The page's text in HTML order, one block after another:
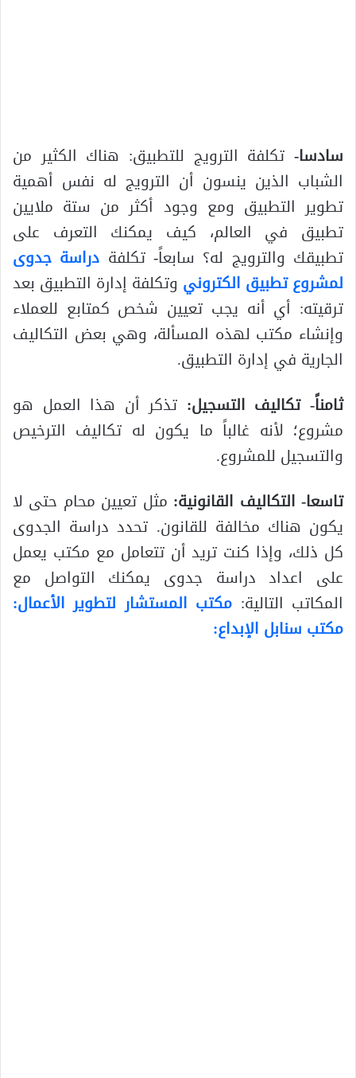
سادسا- تكلفة الترويج للتطبيق: هناك الكثير من
الشباب الذين ينسون أن الترويج له نفس أهمية
تطوير التطبيق ومع وجود أكثر من ستة ملايين
تطبيق في العالم، كيف يمكنك التعرف على
تطبيقك والترويج له؟ سابعاً- تكلفة دراسة جدوى
لمشروع تطبيق الكتروني وتكلفة إدارة التطبيق بعد
ترقيته: أي أنه يجب تعيين شخص كمتابع للعملاء
وإنشاء مكتب لهذه المسألة، وهي بعض التكاليف
الجارية في إدارة التطبيق.
ثامناً- تكاليف التسجيل: تذكر أن هذا العمل هو
مشروع؛ لأنه غالباً ما يكون له تكاليف الترخيص
والتسجيل للمشروع.
تاسعا- التكاليف القانونية: مثل تعيين محام حتى لا
يكون هناك مخالفة للقانون. تحدد دراسة الجدوى
كل ذلك، وإذا كنت تريد أن تتعامل مع مكتب يعمل
على اعداد دراسة جدوى يمكنك التواصل مع
المكاتب التالية: مكتب المستشار لتطوير الأعمال:
مكتب سنابل الإبداع: